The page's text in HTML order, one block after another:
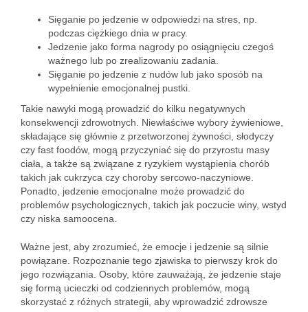
Sięganie po jedzenie w odpowiedzi na stres, np.
podczas ciężkiego dnia w pracy.
Jedzenie jako forma nagrody po osiągnięciu czegoś
ważnego lub po zrealizowaniu zadania.
Sięganie po jedzenie z nudów lub jako sposób na
wypełnienie emocjonalnej pustki.
Takie nawyki mogą prowadzić do kilku negatywnych
konsekwencji zdrowotnych. Niewłaściwe wybory żywieniowe,
składające się głównie z przetworzonej żywności, słodyczy
czy fast foodów, mogą przyczyniać się do przyrostu masy
ciała, a także są związane z ryzykiem wystąpienia chorób
takich jak cukrzyca czy choroby sercowo-naczyniowe.
Ponadto, jedzenie emocjonalne może prowadzić do
problemów psychologicznych, takich jak poczucie winy, wstyd
czy niska samoocena.
Ważne jest, aby zrozumieć, że emocje i jedzenie są silnie
powiązane. Rozpoznanie tego zjawiska to pierwszy krok do
jego rozwiązania. Osoby, które zauważają, że jedzenie staje
się formą ucieczki od codziennych problemów, mogą
skorzystać z różnych strategii, aby wprowadzić zdrowsze